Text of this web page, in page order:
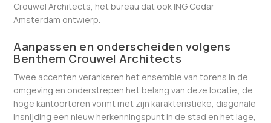
Crouwel Architects, het bureau dat ook ING Cedar
Amsterdam ontwierp.
Aanpassen en onderscheiden volgens
Benthem Crouwel Architects
Twee accenten verankeren het ensemble van torens in de
omgeving en onderstrepen het belang van deze locatie; de
hoge kantoortoren vormt met zijn karakteristieke, diagonale
insnijding een nieuw herkenningspunt in de stad en het lage,